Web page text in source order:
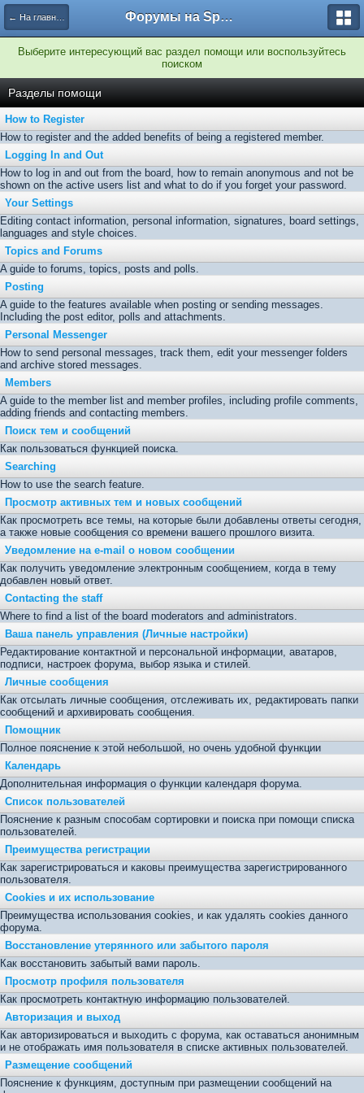
← На главную Форумы на Sportbox.ru
Выберите интересующий вас раздел помощи или воспользуйтесь
поиском
Разделы помощи
How to Register
How to register and the added benefits of being a registered member.
Logging In and Out
How to log in and out from the board, how to remain anonymous and not be
shown on the active users list and what to do if you forget your password.
Your Settings
Editing contact information, personal information, signatures, board settings,
languages and style choices.
Topics and Forums
A guide to forums, topics, posts and polls.
Posting
A guide to the features available when posting or sending messages.
Including the post editor, polls and attachments.
Personal Messenger
How to send personal messages, track them, edit your messenger folders
and archive stored messages.
Members
A guide to the member list and member profiles, including profile comments,
adding friends and contacting members.
Поиск тем и сообщений
Как пользоваться функцией поиска.
Searching
How to use the search feature.
Просмотр активных тем и новых сообщений
Как просмотреть все темы, на которые были добавлены ответы сегодня,
а также новые сообщения со времени вашего прошлого визита.
Уведомление на е-mail о новом сообщении
Как получить уведомление электронным сообщением, когда в тему
добавлен новый ответ.
Contacting the staff
Where to find a list of the board moderators and administrators.
Ваша панель управления (Личные настройки)
Редактирование контактной и персональной информации, аватаров,
подписи, настроек форума, выбор языка и стилей.
Личные сообщения
Как отсылать личные сообщения, отслеживать их, редактировать папки
сообщений и архивировать сообщения.
Помощник
Полное пояснение к этой небольшой, но очень удобной функции
Календарь
Дополнительная информация о функции календаря форума.
Список пользователей
Пояснение к разным способам сортировки и поиска при помощи списка
пользователей.
Преимущества регистрации
Как зарегистрироваться и каковы преимущества зарегистрированного
пользователя.
Cookies и их использование
Преимущества использования cookies, и как удалять cookies данного
форума.
Восстановление утерянного или забытого пароля
Как восстановить забытый вами пароль.
Просмотр профиля пользователя
Как просмотреть контактную информацию пользователей.
Авторизация и выход
Как авторизироваться и выходить с форума, как оставаться анонимным
и не отображать имя пользователя в списке активных пользователей.
Размещение сообщений
Пояснение к функциям, доступным при размещении сообщений на